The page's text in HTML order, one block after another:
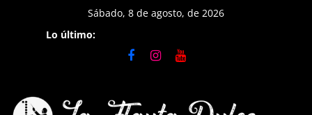
contenido
Sábado, 8 de agosto, de 2026
Lo último: